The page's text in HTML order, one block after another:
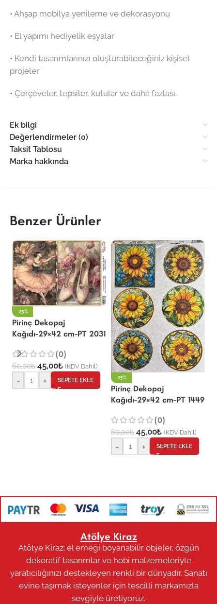
•⁠ ⁠Ahşap mobilya yenileme ve dekorasyonu
•⁠ ⁠El yapımı hediyelik eşyalar
•⁠ ⁠Kendi tasarımlarınızı oluşturabileceğiniz kişisel
projeler
•⁠ ⁠Çerçeveler, tepsiler, kutular ve daha fazlası.
Ek bilgi
Değerlendirmeler (0)
Taksit Tablosu
Marka hakkında
Benzer Ürünler
-25%
Pirinç Dekopaj
Kağıdı-29×42 cm-PT 2031
(0)
60,00₺ 45,00₺ (KDV Dahil)
- + SEPETE EKLE -25%
Pirinç Dekopaj
Kağıdı-29×42 cm-PT 1449
(0)
60,00₺ 45,00₺ (KDV Dahil)
- + SEPETE EKLE
Atölye Kiraz
Atölye Kiraz; el emeği boyanabilir objeler, özgün
dekoratif tasarımlar ve hobi malzemeleriyle
yaratıcılığınızı destekleyen renkli bir dünyadır. Sanatı
evine taşımak isteyenler için tescilli markamızla
sevgiyle üretiyoruz.